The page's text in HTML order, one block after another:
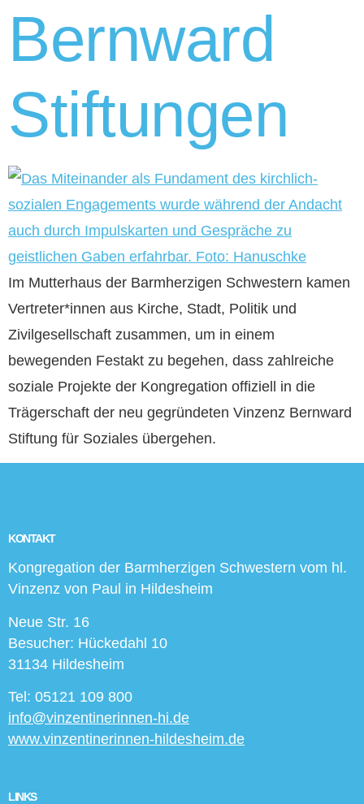
Bernward
Stiftungen
Im Mutterhaus der Barmherzigen Schwestern kamen
Vertreter*innen aus Kirche, Stadt, Politik und
Zivilgesellschaft zusammen, um in einem
bewegenden Festakt zu begehen, dass zahlreiche
soziale Projekte der Kongregation offiziell in die
Trägerschaft der neu gegründeten Vinzenz Bernward
Stiftung für Soziales übergehen.
KONTAKT
Kongregation der Barmherzigen Schwestern vom hl.
Vinzenz von Paul in Hildesheim
Neue Str. 16
Besucher: Hückedahl 10
31134 Hildesheim
Tel: 05121 109 800
info@vinzentinerinnen-hi.de
www.vinzentinerinnen-hildesheim.de
LINKS